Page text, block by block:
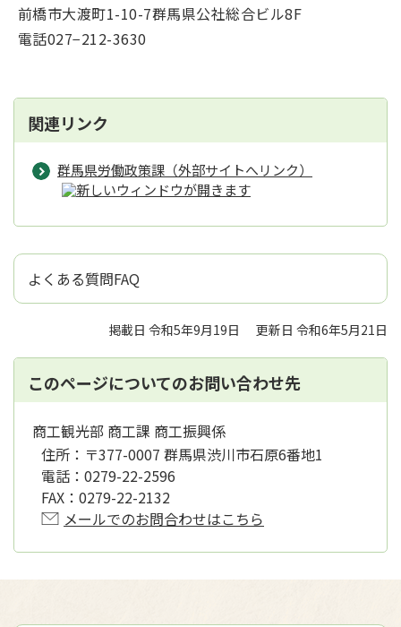
前橋市大渡町1-10-7群馬県公社総合ビル8F
電話027−212-3630
関連リンク
群馬県労働政策課（外部サイトへリンク）
よくある質問FAQ
掲載日 令和5年9月19日 更新日 令和6年5月21日
このページについてのお問い合わせ先
商工観光部 商工課 商工振興係
住所： 〒377-0007 群馬県渋川市石原6番地1
電話： 0279-22-2596
FAX： 0279-22-2132
メールでのお問合わせはこちら